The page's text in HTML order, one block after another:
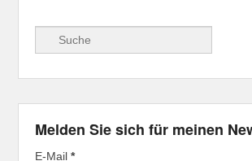
Suche
Melden Sie sich für meinen
E-Mail*